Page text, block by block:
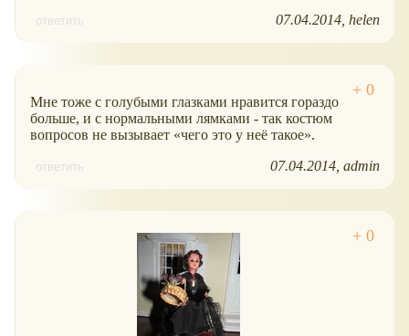
ответить 07.04.2014 helen
Мне тоже с голубыми глазками нравится гораздо
больше, и с нормальными лямками - так костюм
вопросов не вызывает
чего это у неё такое .
ответить 07.04.2014 admin